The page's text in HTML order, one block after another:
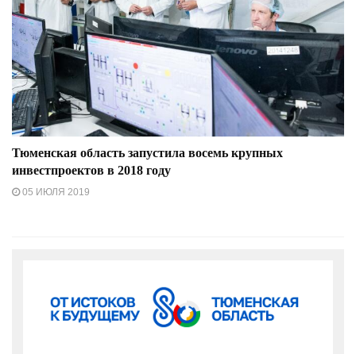
Тюменская область запустила восемь крупных
инвестпроектов в 2018 году
05 ИЮЛЯ 2019